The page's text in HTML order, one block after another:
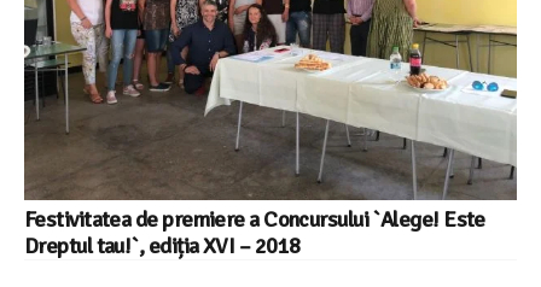
Festivitatea de premiere a Concursului `Alege! Este
Dreptul tau!`, ediția XVI – 2018